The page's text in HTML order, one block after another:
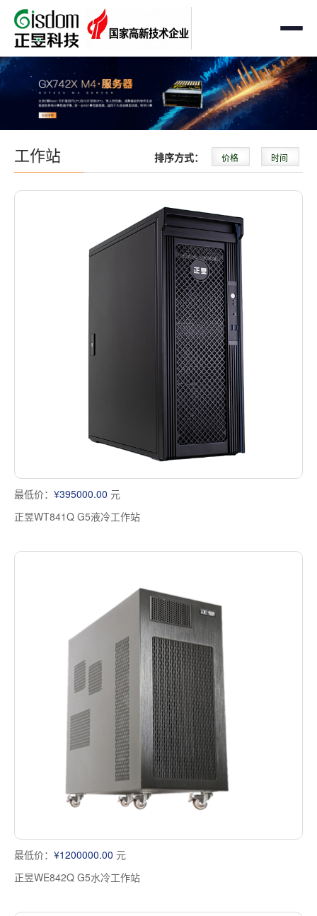
首页
工作站
AMD企业级工作站
Intel 企业级工作站
国产自主可控工作站
个人工作站
塔式静音通用工作站
服务器
通用服务器
国产自主可控服务器
存储服务器
存储
品牌定制化
定制化分类
工作站 排序方式： 价格 时间
最低价： ¥395000.00 元
正昱WT841Q G5液冷工作站
最低价： ¥1200000.00 元
正昱WE842Q G5水冷工作站